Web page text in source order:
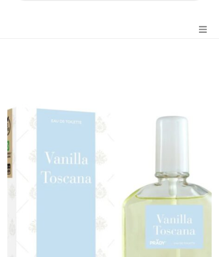
BISUTERIA
BOLSOS Y MONEDEROS